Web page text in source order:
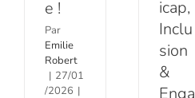
e !
Par
Emilie
Robert
| 27/01
/2026 |
icap,
Inclu
sion
&
Enga